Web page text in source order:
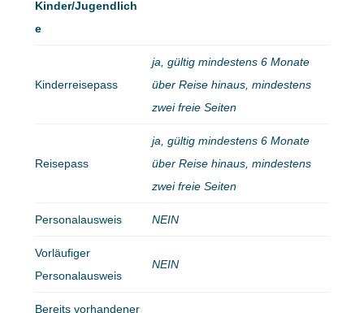
Kinder/Jugendlich
e
Kinderreisepass
ja, gültig mindestens 6 Monate
über Reise hinaus, mindestens
zwei freie Seiten
Reisepass
ja, gültig mindestens 6 Monate
über Reise hinaus, mindestens
zwei freie Seiten
Personalausweis NEIN
Vorläufiger
Personalausweis
NEIN
Bereits vorhandener